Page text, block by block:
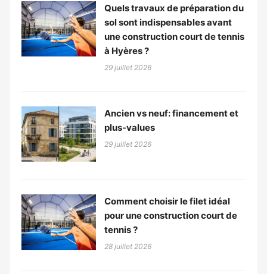
Quels travaux de préparation du
sol sont indispensables avant
une construction court de tennis
à Hyères ?
29 juillet 2026
Ancien vs neuf: financement et
plus-values
29 juillet 2026
Comment choisir le filet idéal
pour une construction court de
tennis ?
28 juillet 2026